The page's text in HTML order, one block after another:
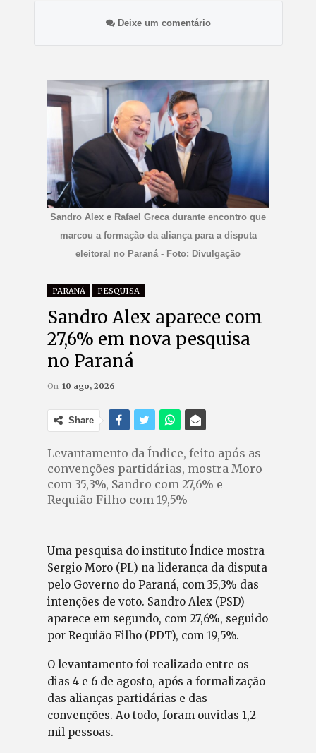
Deixe um comentário
Sandro Alex e Rafael Greca durante encontro que
marcou a formação da aliança para a disputa
eleitoral no Paraná - Foto: Divulgação
PARANÁ PESQUISA
Sandro Alex aparece com
27,6% em nova pesquisa
no Paraná
On 10 ago, 2026
Share
Levantamento da Índice, feito após as
convenções partidárias, mostra Moro
com 35,3%, Sandro com 27,6% e
Requião Filho com 19,5%
Uma pesquisa do instituto Índice mostra
Sergio Moro (PL) na liderança da disputa
pelo Governo do Paraná, com 35,3% das
intenções de voto. Sandro Alex (PSD)
aparece em segundo, com 27,6%, seguido
por Requião Filho (PDT), com 19,5%.
O levantamento foi realizado entre os
dias 4 e 6 de agosto, após a formalização
das alianças partidárias e das
convenções. Ao todo, foram ouvidas 1,2
mil pessoas.